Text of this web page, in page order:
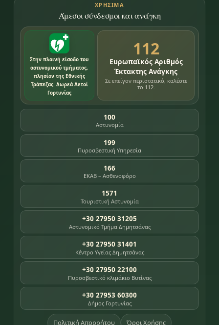
ΧΡΉΣΙΜΑ
Άμεσοι σύνδεσμοι και ανάγκη
Στην πλαινή είσοδο του
αστυνομικού τμήματος,
πλησίον της Εθνικής
Τράπεζας. Δωρεά Αετοί
Γορτυνίας
112
Ευρωπαϊκός Αριθμός
Έκτακτης Ανάγκης
Σε επείγον περιστατικό, καλέστε
το 112.
100
Αστυνομία
199
Πυροσβεστική Υπηρεσία
166
ΕΚΑΒ – Ασθενοφόρο
1571
Τουριστική Αστυνομία
+30 27950 31205
Αστυνομικό Τμήμα Δημητσάνας
+30 27950 31401
Κέντρο Υγείας Δημητσάνας
+30 27950 22100
Πυροσβεστικό κλιμάκιο Βυτίνας
+30 27953 60300
Δήμος Γορτυνίας
Πολιτική Απορρήτου Όροι Χρήσης